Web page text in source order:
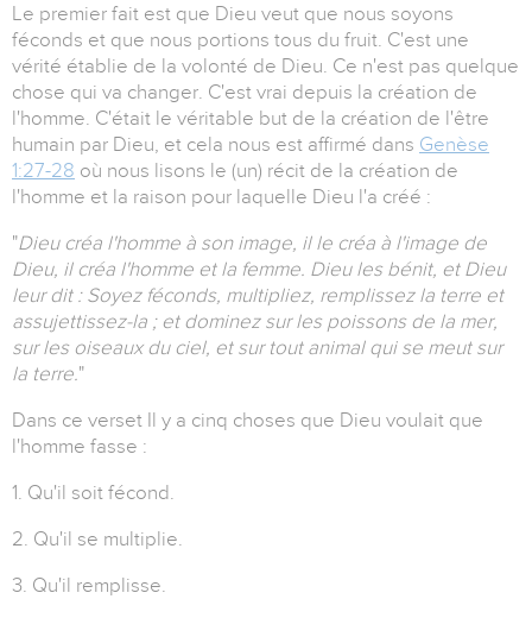
Le premier fait est que Dieu veut que nous soyons
féconds et que nous portions tous du fruit. C'est une
vérité établie de la volonté de Dieu. Ce n'est pas quelque
chose qui va changer. C'est vrai depuis la création de
l'homme. C'était le véritable but de la création de l'être
humain par Dieu, et cela nous est affirmé dans Genèse
1:27-28 où nous lisons le (un) récit de la création de
l'homme et la raison pour laquelle Dieu l'a créé :
"Dieu créa l'homme à son image, il le créa à l'image de
Dieu, il créa l'homme et la femme. Dieu les bénit, et Dieu
leur dit : Soyez féconds, multipliez, remplissez la terre et
assujettissez-la ; et dominez sur les poissons de la mer,
sur les oiseaux du ciel, et sur tout animal qui se meut sur
la terre. "
Dans ce verset Il y a cinq choses que Dieu voulait que
l'homme fasse :
1. Qu'il soit fécond.
2. Qu'il se multiplie.
3. Qu'il remplisse.